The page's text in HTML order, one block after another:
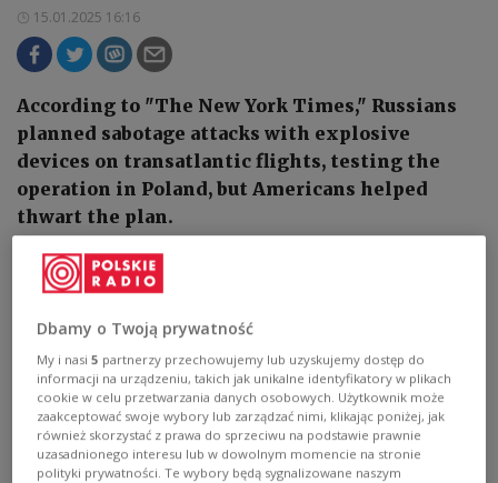
15.01.2025 16:16
According to "The New York Times," Russians
planned sabotage attacks with explosive
devices on transatlantic flights, testing the
operation in Poland, but Americans helped
thwart the plan.
Dbamy o Twoją prywatność
My i nasi5 partnerzy przechowujemy lub uzyskujemy dostęp do
informacji na urządzeniu, takich jak unikalne identyfikatory w plikach
cookie w celu przetwarzania danych osobowych. Użytkownik może
zaakceptować swoje wybory lub zarządzać nimi, klikając poniżej, jak
również skorzystać z prawa do sprzeciwu na podstawie prawnie
uzasadnionego interesu lub w dowolnym momencie na stronie
polityki prywatności. Te wybory będą sygnalizowane naszym